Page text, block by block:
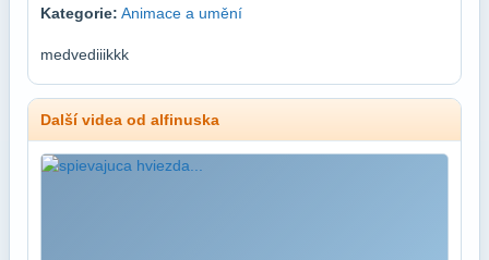
Kategorie: Animace a umění
medvediiikkk
Další videa od alfinuska